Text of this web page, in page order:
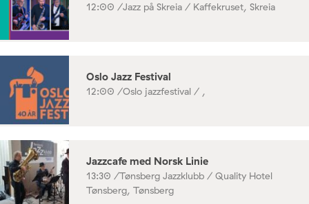
12:00 /Jazz på Skreia / Kaffekruset, Skreia
Oslo Jazz Festival
12:00 /Oslo jazzfestival / ,
Jazzcafe med Norsk Linie
13:30 /Tønsberg Jazzklubb / Quality Hotel
Tønsberg, Tønsberg